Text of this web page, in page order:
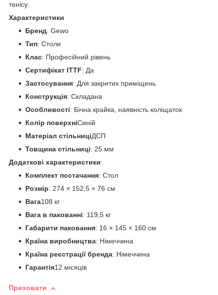
тенісу.
Характеристики
Бренд: Gewo
Тип: Столи
Клас: Професійний рівень
Сертифікат ITTF: Да
Застосування: Для закритих приміщень
Конструкція: Складана
Особливості: Бічна крайка, наявність коліщаток
Колір поверхніСиній
Матеріал стільниціДСП
Товщина стільниці: 25 мм
Додаткові характеристики:
Комплект постачання: Стол
Розмір: 274 × 152,5 × 76 см
Вага108 кг
Вага в пакованні: 119,5 кг
Габарити паковання: 16 × 145 × 160 см
Країна виробництва: Німеччина
Країна реєстрації бренда: Німеччина
Гарантія12 місяців
Приховати